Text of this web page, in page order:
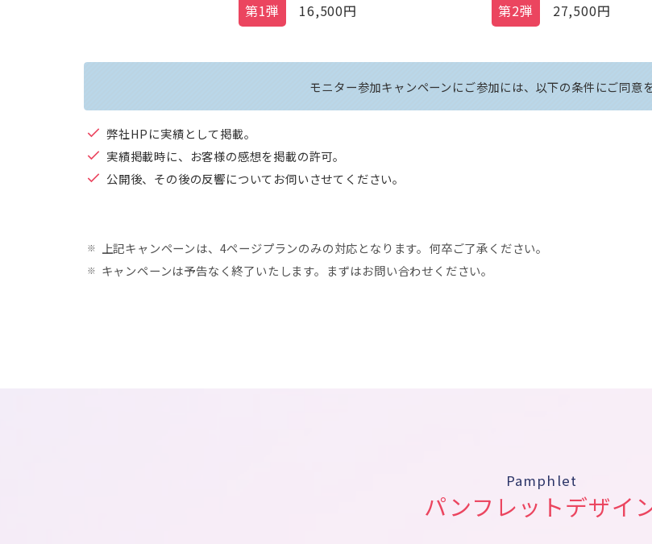
第1弾 16,500円 第2弾 27,500円
モニター参加キャンペーンにご参加には、 以下の条件にご同意
弊社HPに実績として掲載。
実績掲載時に、お客様の感想を掲載の許可。
公開後、その後の反響についてお伺いさせてください。
上記キャンペーンは、4ページプランのみの対応となります。何卒ご了承ください。
キャンペーンは予告なく終了いたします。まずはお問い合わせください。
Pamphlet
パンフレットデザイ